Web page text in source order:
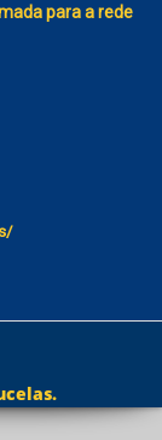
para a rede